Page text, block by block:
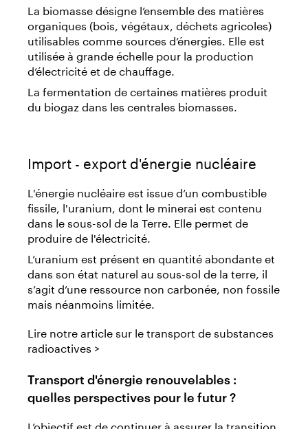
La biomasse désigne l’ensemble des matières
organiques (bois, végétaux, déchets agricoles)
utilisables comme sources d’énergies. Elle est
utilisée à grande échelle pour la production
d’électricité et de chauffage.
La fermentation de certaines matières produit
du biogaz dans les centrales biomasses.
Import - export d'énergie nucléaire
L'énergie nucléaire est issue d’un combustible
fissile, l'uranium, dont le minerai est contenu
dans le sous-sol de la Terre. Elle permet de
produire de l'électricité.
L’uranium est présent en quantité abondante et
dans son état naturel au sous-sol de la terre, il
s’agit d’une ressource non carbonée, non fossile
mais néanmoins limitée.
Lire notre article sur le transport de substances
radioactives >
Transport d'énergie renouvelables :
quelles perspectives pour le futur ?
L’objectif est de continuer à assurer la transition